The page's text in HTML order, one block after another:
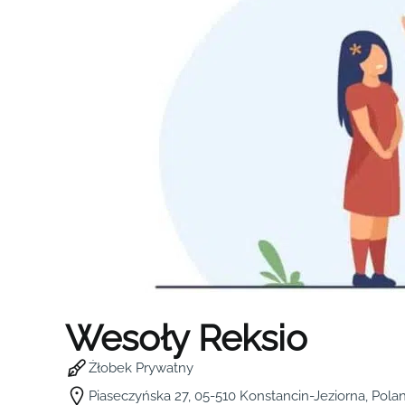
Wesoły Reksio
Żłobek Prywatny
Piaseczyńska 27, 05-510 Konstancin-Jeziorna,